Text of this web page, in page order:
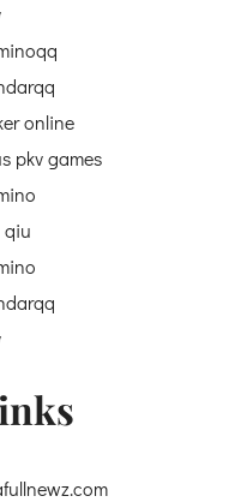
online
pkv games